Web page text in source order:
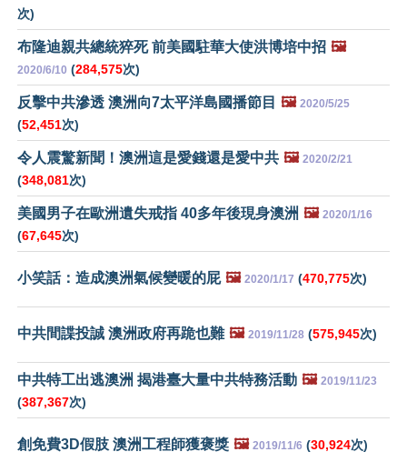
次)
布隆迪親共總統猝死 前美國駐華大使洪博培中招 🖼️
2020/6/10 (284,575次)
反擊中共滲透 澳洲向7太平洋島國播節目 🖼️ 2020/5/25
(52,451次)
令人震驚新聞！澳洲這是愛錢還是愛中共 🖼️ 2020/2/21
(348,081次)
美國男子在歐洲遺失戒指 40多年後現身澳洲 🖼️ 2020/1/16
(67,645次)
小笑話：造成澳洲氣候變暖的屁 🖼️ 2020/1/17 (470,775次)
中共間諜投誠 澳洲政府再跪也難 🖼️ 2019/11/28 (575,945次)
中共特工出逃澳洲 揭港臺大量中共特務活動 🖼️ 2019/11/23
(387,367次)
創免費3D假肢 澳洲工程師獲褒獎 🖼️ 2019/11/6 (30,924次)